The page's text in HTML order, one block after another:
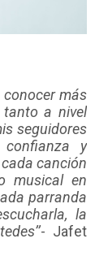
más
a nivel
seguidores
confianza y
canción
musical en
parranda
la
- Jafet